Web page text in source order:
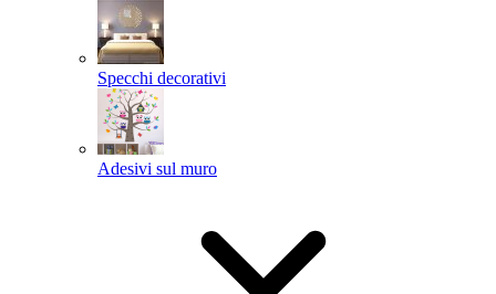
Specchi decorativi
Adesivi sul muro